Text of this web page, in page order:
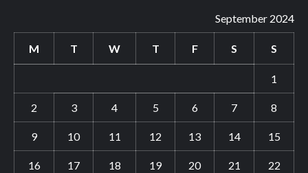
September 2024
M T W T F S S
1
2 3 4 5 6 7 8
9 10 11 12 13 14 15
16 17 18 19 20 21 22